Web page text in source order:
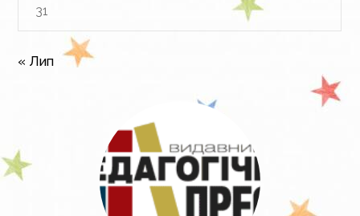
31
« Лип